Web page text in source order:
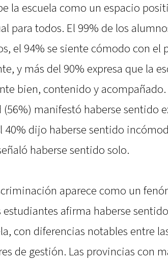
la escuela como un espacio
para todos. El 99% de los
el 94% se siente cómodo con el
y más del 90% expresa que la
bien, contenido y
manifestó haberse sentido
40% dijo haberse sentido
haberse sentido solo.
aparece como un
estudiantes afirma haberse
con diferencias notables entre
de gestión. Las provincias con